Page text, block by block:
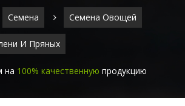
Семена Семена Овощей
И Пряных
на 100% качественную продукцию